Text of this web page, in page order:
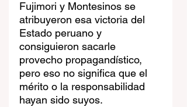
Fujimori y Montesinos se
atribuyeron esa victoria del
Estado peruano y
consiguieron sacarle
provecho propagandístico,
pero eso no significa que el
mérito o la responsabilidad
hayan sido suyos.